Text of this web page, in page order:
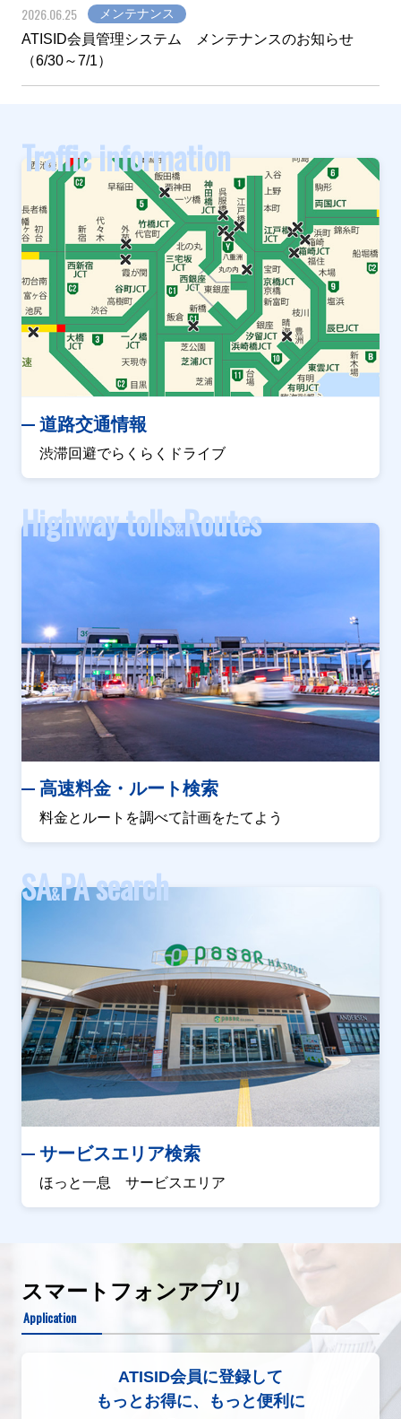
2026.06.25 メンテナンス
ATISID会員管理システム メンテナンスのお知らせ
（6/30～7/1）
Traffic information
道路交通情報
渋滞回避でらくらくドライブ
Highway tolls&Routes
高速料金・ルート検索
料金とルートを調べて計画をたてよう
SA&PA search
サービスエリア検索
ほっと一息 サービスエリア
スマートフォンアプリ
Application
ATISID会員に登録して
もっとお得に、もっと便利に